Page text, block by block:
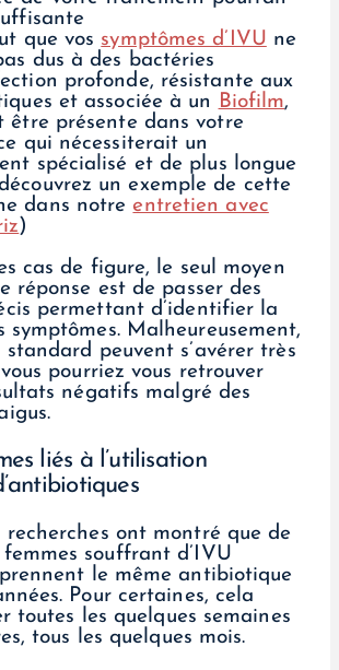
que vos symptômes d’IVU ne
dus à des bactéries
profonde, résistante aux
et associée à un Biofilm,
être présente dans votre
qui nécessiterait un
spécialisé et de plus longue
un exemple de cette
dans notre entretien avec
)
cas de figure, le seul moyen
réponse est de passer des
permettant d’identifier la
symptômes. Malheureusement,
standard peuvent s’avérer très
pourriez vous retrouver
négatifs malgré des
liés à l’utilisation
recherches ont montré que de
femmes souffrant d’IVU
le même antibiotique
Pour certaines, cela
toutes les quelques semaines
tous les quelques mois.